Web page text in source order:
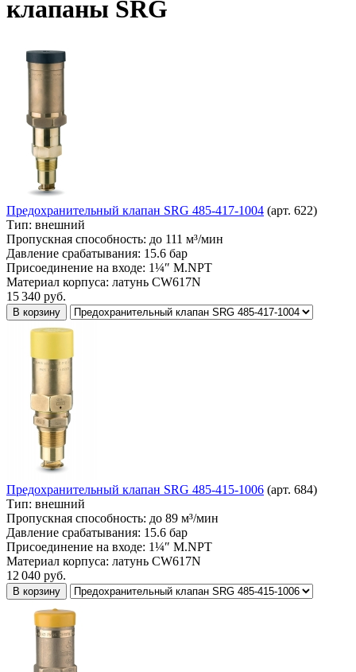
клапаны SRG
Предохранительный клапан SRG 485-417-1004 (арт. 622)
Тип: внешний
Пропускная способность: до 111 м³/мин
Давление срабатывания: 15.6 бар
Присоединение на входе: 1¼″ M.NPT
Материал корпуса: латунь CW617N
15 340 руб.
В корзину
Предохранительный клапан SRG 485-415-1006 (арт. 684)
Тип: внешний
Пропускная способность: до 89 м³/мин
Давление срабатывания: 15.6 бар
Присоединение на входе: 1¼″ M.NPT
Материал корпуса: латунь CW617N
12 040 руб.
В корзину